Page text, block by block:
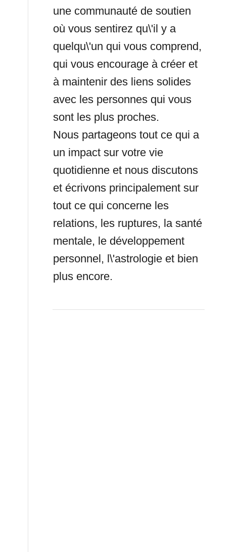
une communauté de soutien
où vous sentirez qu\'il y a
quelqu\'un qui vous comprend,
qui vous encourage à créer et
à maintenir des liens solides
avec les personnes qui vous
sont les plus proches.
Nous partageons tout ce qui a
un impact sur votre vie
quotidienne et nous discutons
et écrivons principalement sur
tout ce qui concerne les
relations, les ruptures, la santé
mentale, le développement
personnel, l\'astrologie et bien
plus encore.